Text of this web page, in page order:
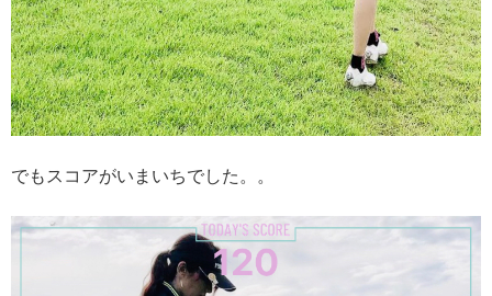
でもスコアがいまいちでした。。